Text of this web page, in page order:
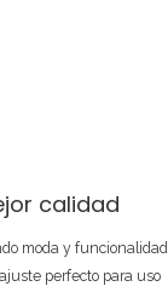
calidad
moda y funcionalidad.
perfecto para uso